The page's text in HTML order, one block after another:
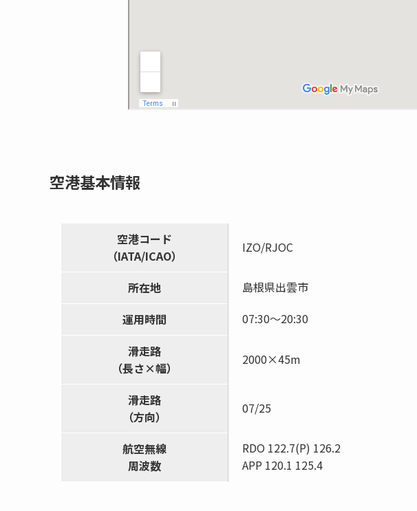
空港基本情報
空港コード
（IATA/ICAO）
IZO/RJOC
所在地
島根県出雲市
運用時間
07:30〜20:30
滑走路
（長さ×幅）
2000×45m
滑走路
（方向）
07/25
航空無線
周波数
RDO 122.7(P) 126.2
APP 120.1 125.4